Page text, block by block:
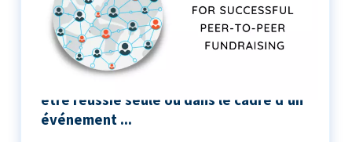
La collecte de fonds entre pairs peut
être réussie seule ou dans le cadre d'un
événement ...